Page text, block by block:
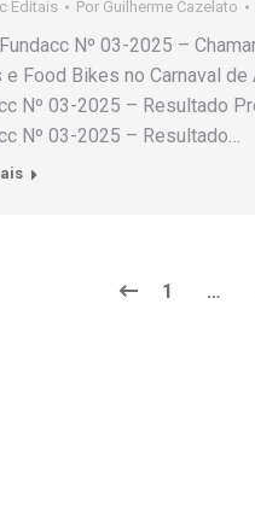
Editais Por Guilherme Cazelato
Nº 03-2025 –
e Food Bikes no Carnaval
Nº 03-2025 – Resultado
Nº 03-2025 – Resultado…
1 …